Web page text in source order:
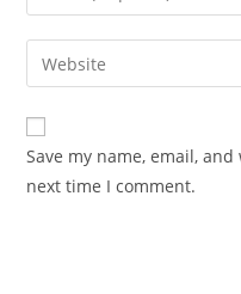
comment
your
email
address
comment
Enter
your
website
URL
(optional)
Save my name, email,
next time I comment.